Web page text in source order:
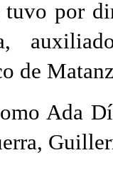
tuvo por
de
Ada